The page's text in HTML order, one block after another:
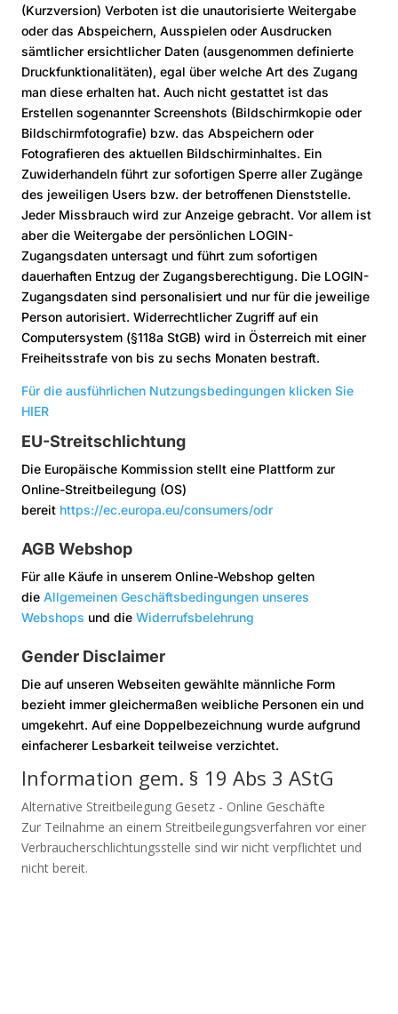
(Kurzversion) Verboten ist die unautorisierte Weitergabe
oder das Abspeichern, Ausspielen oder Ausdrucken
sämtlicher ersichtlicher Daten (ausgenommen definierte
Druckfunktionalitäten), egal über welche Art des Zugang
man diese erhalten hat. Auch nicht gestattet ist das
Erstellen sogenannter Screenshots (Bildschirmkopie oder
Bildschirmfotografie) bzw. das Abspeichern oder
Fotografieren des aktuellen Bildschirminhaltes. Ein
Zuwiderhandeln führt zur sofortigen Sperre aller Zugänge
des jeweiligen Users bzw. der betroffenen Dienststelle.
Jeder Missbrauch wird zur Anzeige gebracht. Vor allem ist
aber die Weitergabe der persönlichen LOGIN-
Zugangsdaten untersagt und führt zum sofortigen
dauerhaften Entzug der Zugangsberechtigung. Die LOGIN-
Zugangsdaten sind personalisiert und nur für die jeweilige
Person autorisiert. Widerrechtlicher Zugriff auf ein
Computersystem (§118a StGB) wird in Österreich mit einer
Freiheitsstrafe von bis zu sechs Monaten bestraft.
Für die ausführlichen Nutzungsbedingungen klicken Sie
HIER
EU-Streitschlichtung
Die Europäische Kommission stellt eine Plattform zur
Online-Streitbeilegung (OS)
bereit https://ec.europa.eu/consumers/odr
AGB Webshop
Für alle Käufe in unserem Online-Webshop gelten
die Allgemeinen Geschäftsbedingungen unseres
Webshops und die Widerrufsbelehrung
Gender Disclaimer
Die auf unseren Webseiten gewählte männliche Form
bezieht immer gleichermaßen weibliche Personen ein und
umgekehrt. Auf eine Doppelbezeichnung wurde aufgrund
einfacherer Lesbarkeit teilweise verzichtet.
Information gem. § 19 Abs 3 AStG
Alternative Streitbeilegung Gesetz - Online Geschäfte
Zur Teilnahme an einem Streitbeilegungsverfahren vor einer
Verbraucherschlichtungsstelle sind wir nicht verpflichtet und
nicht bereit.